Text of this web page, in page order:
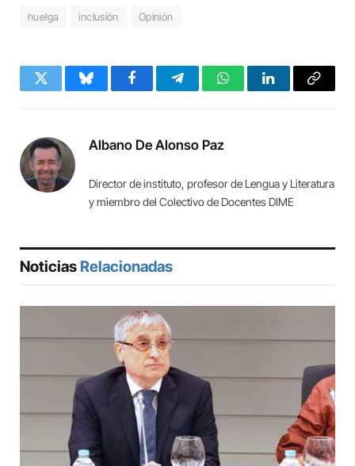
huelga inclusión Opinión
Twitter BlueskyFacebookTelegramWhatsAppLinkedInCopy
Albano De Alonso Paz
Director de instituto, profesor de Lengua y Literatura
y miembro del Colectivo de Docentes DIME
Noticias Relacionadas